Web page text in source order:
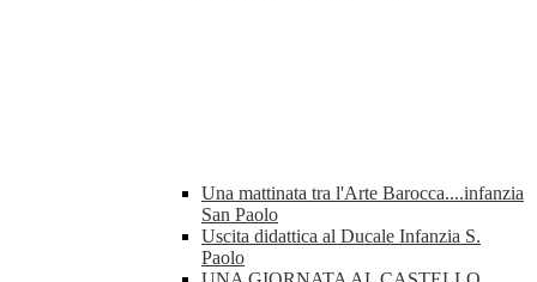
Una mattinata tra l'Arte Barocca....infanzia
San Paolo
Uscita didattica al Ducale Infanzia S.
Paolo